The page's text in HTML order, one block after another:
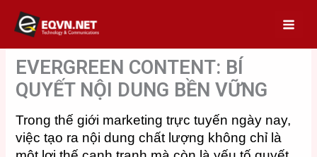
content
EVERGREEN CONTENT: BÍ
QUYẾT NỘI DUNG BỀN VỮNG
Trong thế giới marketing trực tuyến ngày nay,
việc tạo ra nội dung chất lượng không chỉ là